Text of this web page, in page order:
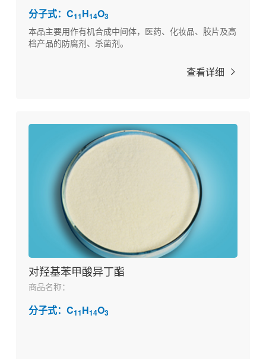
分子式：C11H14O3
本品主要用作有机合成中间体，医药、化妆品、胶片及高
档产品的防腐剂、杀菌剂。
查看详细
对羟基苯甲酸异丁酯
商品名称：
分子式：C11H14O3